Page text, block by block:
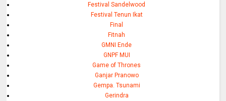
Festival Sandelwood
Festival Tenun Ikat
Final
Fitnah
GMNI Ende
GNPF MUI
Game of Thrones
Ganjar Pranowo
Gempa. Tsunami
Gerindra